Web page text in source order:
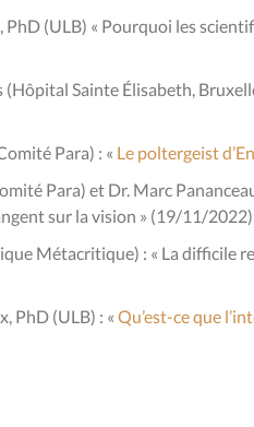
(ULB) « Pourquoi les
(Hôpital Sainte Élisabeth,
Para) : « Le poltergeist
Para) et Dr. Marc
sur la vision » (19/11/2022)
Métacritique) : « La difficile
PhD (ULB) : « Qu’est-ce que